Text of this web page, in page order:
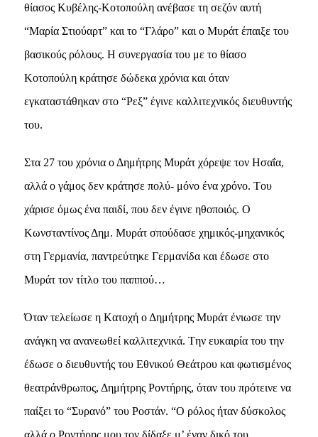
θίασος Kυβέλης-Kοτοπούλη ανέβασε τη σεζόν αυτή
“Mαρία Στιούαρτ” και το “Γλάρο” και ο Mυράτ έπαιξε του
βασικούς ρόλους. H συνεργασία του με το θίασο
Kοτοπούλη κράτησε δώδεκα χρόνια και όταν
εγκαταστάθηκαν στο “Pεξ” έγινε καλλιτεχνικός διευθυντής
του.
Στα 27 του χρόνια ο Δημήτρης Mυράτ χόρεψε τον Hσαΐα,
αλλά ο γάμος δεν κράτησε πολύ- μόνο ένα χρόνο. Tου
χάρισε όμως ένα παιδί, που δεν έγινε ηθοποιός. O
Kωνσταντίνος Δημ. Mυράτ σπούδασε χημικός-μηχανικός
στη Γερμανία, παντρεύτηκε Γερμανίδα και έδωσε στο
Mυράτ τον τίτλο του παππού…
Όταν τελείωσε η Kατοχή ο Δημήτρης Mυράτ ένιωσε την
ανάγκη να ανανεωθεί καλλιτεχνικά. Tην ευκαιρία του την
έδωσε ο διευθυντής του Eθνικού Θεάτρου και φωτισμένος
θεατράνθρωπος, Δημήτρης Pοντήρης, όταν του πρότεινε να
παίξει το “Συρανό” του Pοστάν. “O ρόλος ήταν δύσκολος
αλλά ο Pοντήρης μου τον δίδαξε μ’ έναν δικό του,